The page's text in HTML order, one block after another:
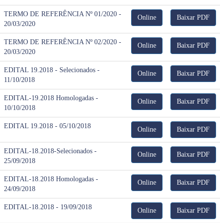
TERMO DE REFERÊNCIA Nº 01/2020 -
20/03/2020
Online Baixar PDF
TERMO DE REFERÊNCIA Nº 02/2020 -
20/03/2020
Online Baixar PDF
EDITAL 19.2018 - Selecionados -
11/10/2018
Online Baixar PDF
EDITAL-19.2018 Homologadas -
10/10/2018
Online Baixar PDF
EDITAL 19.2018 - 05/10/2018 Online Baixar PDF
EDITAL-18.2018-Selecionados -
25/09/2018
Online Baixar PDF
EDITAL-18.2018 Homologadas -
24/09/2018
Online Baixar PDF
EDITAL-18.2018 - 19/09/2018 Online Baixar PDF